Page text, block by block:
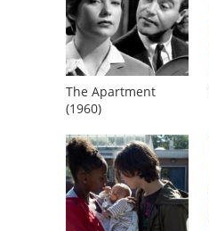
The Apartment
(1960)